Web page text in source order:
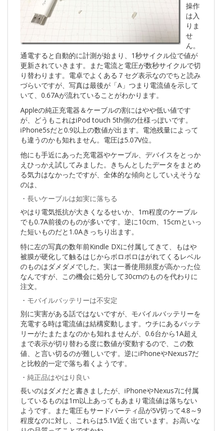
操作
は入
りま
せ
ん。
通電すると自動的に計測が始まり、1秒サイクル位で値が
更新されていきます。また電流と電圧が数秒サイクルで切
り替わります。電卓でよくある７セグ表示なのでちと読み
づらいですが、写真は最後が「A」つまり電流値を示して
いて、0.67Aが流れていることがわかります。
Appleの純正充電器＆ケーブルの割にはやや低い値です
が、どうもこれはiPod touch 5th側の仕様っぽいです。
iPhone5sだと0.9以上の数値が出ます。電池残量によって
も違うのかも知れません。電圧は5.07V位。
他にも手近にあった充電器やケーブル、デバイスをとっか
えひっかえ試してみました。きちんとしたデータをまとめ
る気力はなかったですが、全体的な傾向としていえそうな
のは、
・長いケーブルは如実に落ちる
やはり電気抵抗が大きくなるせいか、1m程度のケーブル
でも0.7A前後のものが多いです。逆に10cm、15cmといっ
た短いものだと1.0Aきっちり出ます。
特に左の写真の数年前Kindle DXに付属してきて、もはや
被膜が硬化して触るはじからボロボロはがれてくるレベル
のものはダメダメでした。実は一番使用頻度が高かった位
なんですが、この機会に処分して30cmのものを代わりに
注文。
・モバイルバッテリーは不安定
別に実害がある話ではないですが、モバイルバッテリーを
充電する時は電流値は結構変動します。ウチにあるバッテ
リーがたまたまなのかも知れませんが、0.6台から1A超え
まで表示が切り替わる度に数値が変動するので、この数
値、と言い切るのが難しいです。逆にiPhoneやNexus7だ
と比較的一定で落ち着くようです。
・純正品はやはり良い
長いのはダメだと書きましたが、iPhoneやNexus7に付属
しているものは1m以上あってもあまり電流値は落ちない
ようです。また電圧もサードパーティ品が5V切って4.8～9
程度なのに対し、これらは5.1V近く出ています。お高いな